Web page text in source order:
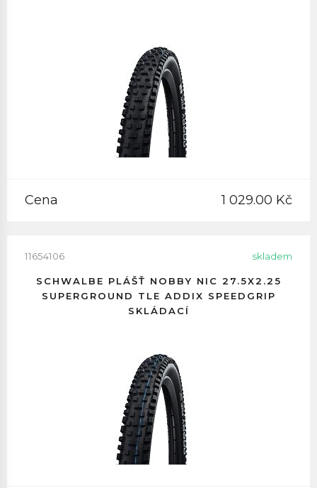
Cena 1 029.00 Kč
11654106 skladem
SCHWALBE PLÁŠŤ NOBBY NIC 27.5X2.25
SUPERGROUND TLE ADDIX SPEEDGRIP
SKLÁDACÍ